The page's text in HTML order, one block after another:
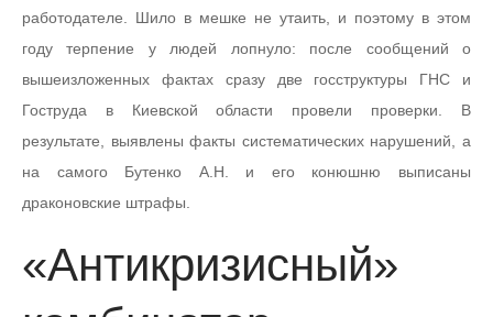
работодателе. Шило в мешке не утаить, и поэтому в этом
году терпение у людей лопнуло: после сообщений о
вышеизложенных фактах сразу две госструктуры ГНС и
Гоструда в Киевской области провели проверки. В
результате, выявлены факты систематических нарушений, а
на самого Бутенко А.Н. и его конюшню выписаны
драконовские штрафы.
«Антикризисный»